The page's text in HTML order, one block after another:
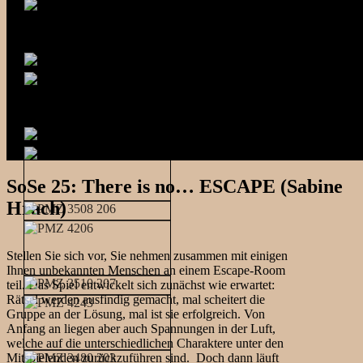
SoSe 25: There is no… ESCAPE (Sabine
Hrach)
Stellen Sie sich vor, Sie nehmen zusammen mit einigen
Ihnen unbekannten Menschen an einem Escape-Room
teil. Das Spiel entwickelt sich zunächst wie erwartet:
Rätsel werden ausfindig gemacht, mal scheitert die
Gruppe an der Lösung, mal ist sie erfolgreich. Von
Anfang an liegen aber auch Spannungen in der Luft,
welche auf die unterschiedlichen Charaktere unter den
Mitspielenden zurückzuführen sind. Doch dann läuft